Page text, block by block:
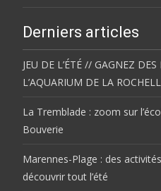
Derniers articles
JEU DE L’ÉTÉ // GAGNEZ
L’AQUARIUM DE LA
La Tremblade : zoom sur
Bouverie
Marennes-Plage : des
découvrir tout l’été